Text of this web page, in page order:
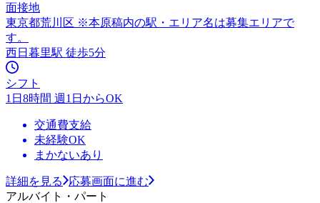
面接地
東京都荒川区 ※本原稿内の駅・エリア名は募集エリアで
す。
西日暮里駅 徒歩5分
シフト
1日8時間 週1日からOK
交通費支給
未経験OK
まかないあり
詳細を見る
応募画面に進む
アルバイト・パート